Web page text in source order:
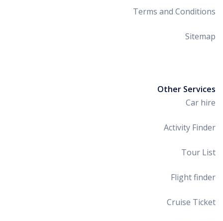
Terms and Conditions
Sitemap
Other Services
Car hire
Activity Finder
Tour List
Flight finder
Cruise Ticket